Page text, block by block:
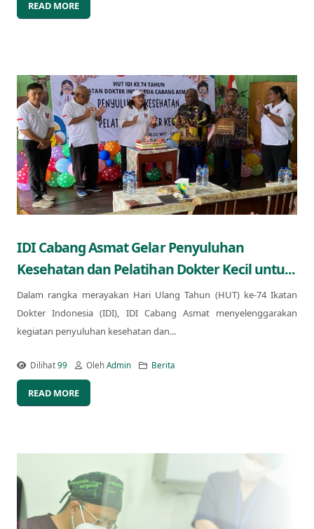
READ MORE
IDI Cabang Asmat Gelar Penyuluhan
Kesehatan dan Pelatihan Dokter Kecil untu...
Dalam rangka merayakan Hari Ulang Tahun (HUT) ke-74 Ikatan
Dokter Indonesia (IDI), IDI Cabang Asmat menyelenggarakan
kegiatan penyuluhan kesehatan dan...
Dilihat99 OlehAdmin Berita
READ MORE